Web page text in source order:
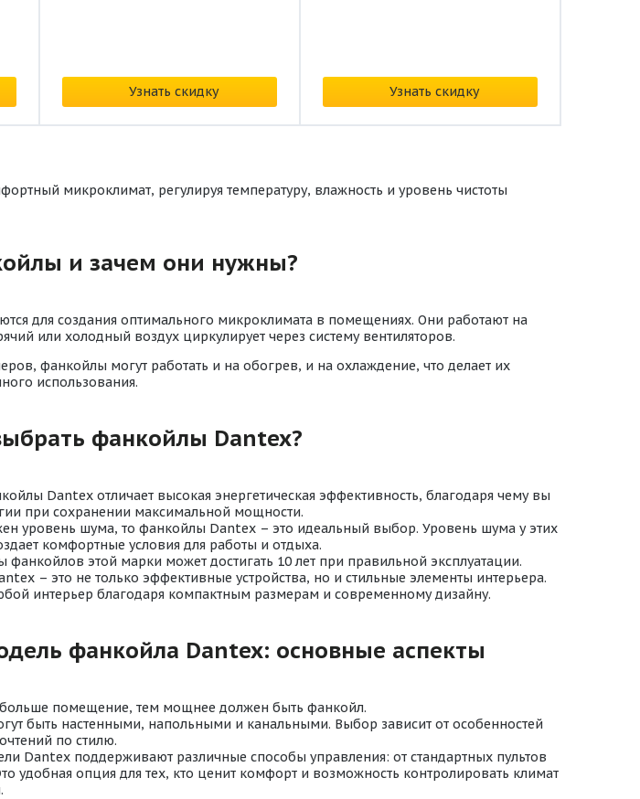
Узнать скидку Узнать скидку
микроклимат, регулируя температуру, влажность и уровень чистоты
и зачем они нужны?
для создания оптимального микроклимата в помещениях. Они работают на
или холодный воздух циркулирует через систему вентиляторов.
фанкойлы могут работать и на обогрев, и на охлаждение, что делает их
использования.
фанкойлы Dantex?
Dantex отличает высокая энергетическая эффективность, благодаря чему вы
при сохранении максимальной мощности.
уровень шума, то фанкойлы Dantex – это идеальный выбор. Уровень шума у этих
комфортные условия для работы и отдыха.
фанкойлов этой марки может достигать 10 лет при правильной эксплуатации.
– это не только эффективные устройства, но и стильные элементы интерьера.
интерьер благодаря компактным размерам и современному дизайну.
фанкойла Dantex: основные аспекты
помещение, тем мощнее должен быть фанкойл.
быть настенными, напольными и канальными. Выбор зависит от особенностей
по стилю.
Dantex поддерживают различные способы управления: от стандартных пультов
удобная опция для тех, кто ценит комфорт и возможность контролировать климат